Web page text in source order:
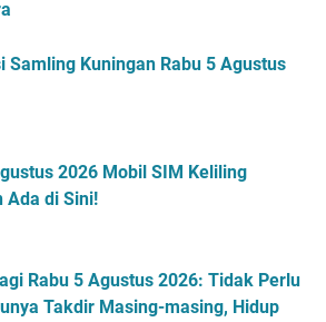
Samling Kuningan Rabu 5 Agustus
2026 Mobil SIM Keliling
Ada di Sini!
Rabu 5 Agustus 2026: Tidak Perlu
Takdir Masing-masing, Hidup